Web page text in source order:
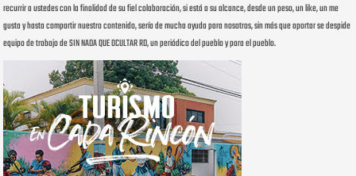
recurrir a ustedes con la finalidad de su fiel colaboración, si está a su alcance, desde un peso, un like, un me
gusta y hasta compartir nuestro contenido, sería de mucha ayuda para nosotros, sin más que aportar se despide
equipo de trabajo de SIN NADA QUE OCULTAR RD, un periódico del pueblo y para el pueblo.